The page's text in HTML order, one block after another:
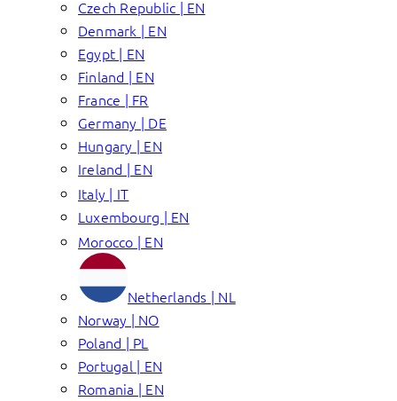
Czech Republic | EN
Denmark | EN
Egypt | EN
Finland | EN
France | FR
Germany | DE
Hungary | EN
Ireland | EN
Italy | IT
Luxembourg | EN
Morocco | EN
Netherlands | NL
Norway | NO
Poland | PL
Portugal | EN
Romania | EN